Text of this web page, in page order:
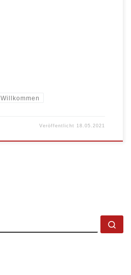
Willkommen
Veröffentlicht 18.05.2021